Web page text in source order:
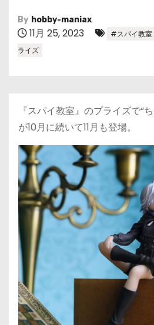
By hobby-maniax
11月 25, 2023 #スパイ教室
ライズ
『スパイ教室』のプライズで“
が10月に続いて11月も登場。